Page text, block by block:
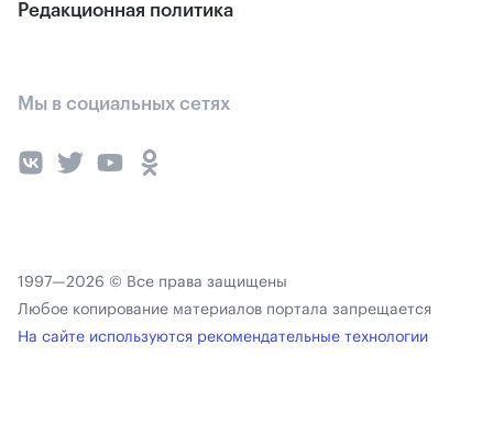
Редакционная политика
Мы в социальных сетях
1997—2026 © Все права защищены
Любое копирование материалов портала запрещается
На сайте используются рекомендательные технологии